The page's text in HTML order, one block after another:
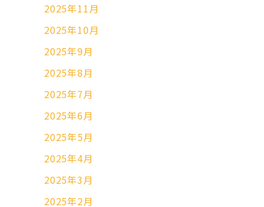
2025年11月
2025年10月
2025年9月
2025年8月
2025年7月
2025年6月
2025年5月
2025年4月
2025年3月
2025年2月